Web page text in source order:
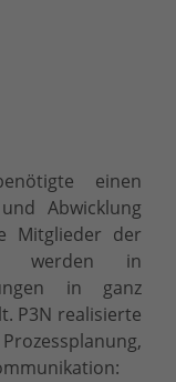
einen
Abwicklung
Mitglieder der
werden in
in ganz
P3N realisierte